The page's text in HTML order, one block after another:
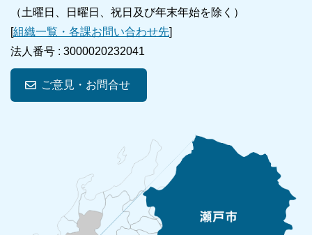
（土曜日、日曜日、祝日及び年末年始を除く）
[組織一覧・各課お問い合わせ先]
法人番号 : 3000020232041
ご意見・お問合せ